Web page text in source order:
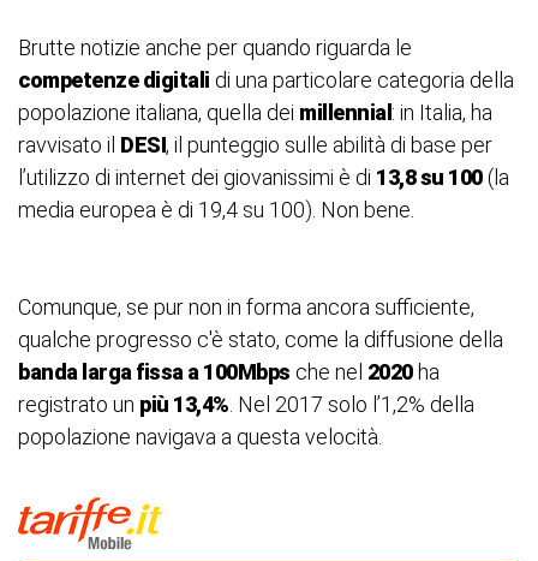
Brutte notizie anche per quando riguarda le
competenze digitali di una particolare categoria della
popolazione italiana, quella dei millennial : in Italia, ha
ravvisato il DESI, il punteggio sulle abilità di base per
l’utilizzo di internet dei giovanissimi è di 13,8 su 100(la
media europea è di 19,4 su 100). Non bene.
Comunque, se pur non in forma ancora sufficiente,
qualche progresso c'è stato, come la diffusione della
banda larga fissa a 100Mbps che nel 2020ha
registrato un più 13,4% . Nel 2017 solo l’1,2% della
popolazione navigava a questa velocità.